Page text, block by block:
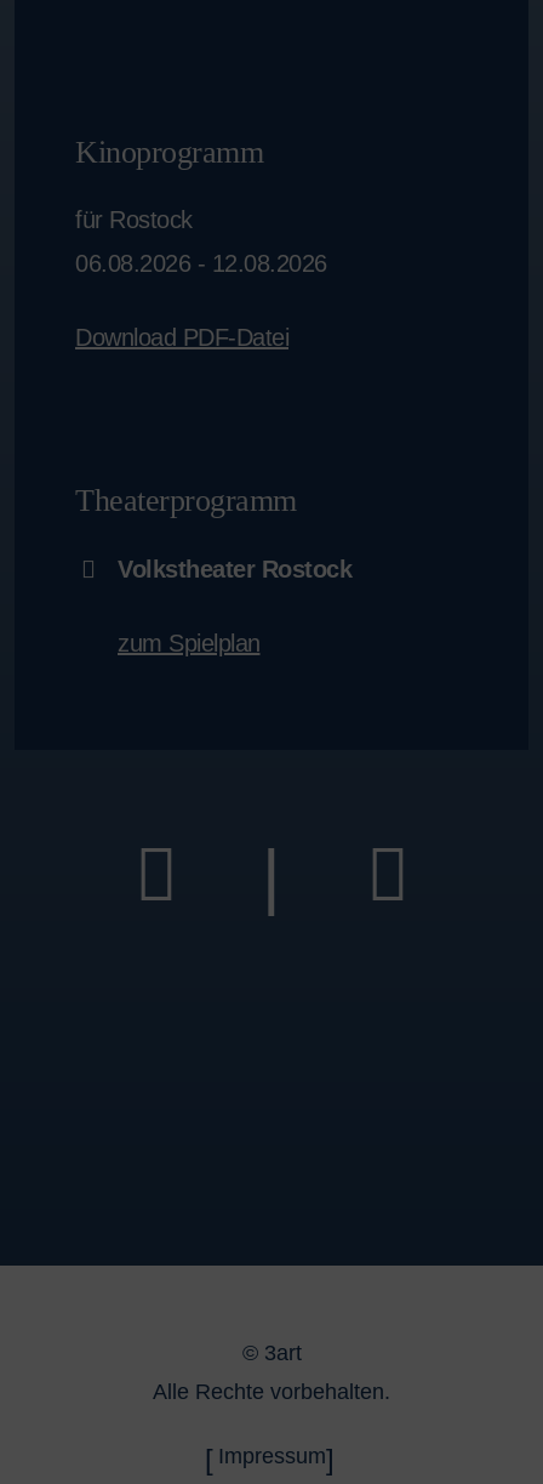
Kinoprogramm
für Rostock
06.08.2026 - 12.08.2026
Download PDF-Datei
Theaterprogramm
Volkstheater Rostock
zum Spielplan
|
© 3art
Alle Rechte vorbehalten.
Impressum